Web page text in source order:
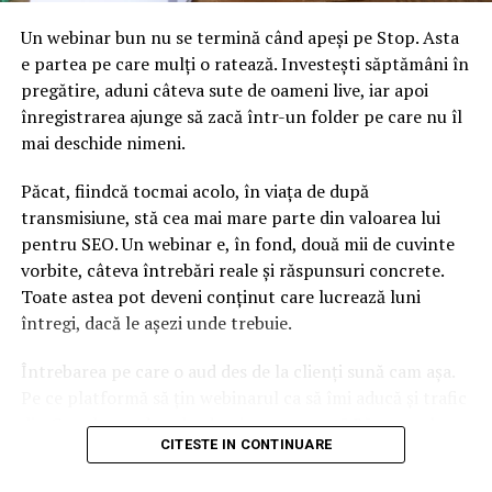
pachet de 15% din acţiuni.
Iniţial, în piaţă s-a discutat despre o înţelegere între cei
doi lichidatori, în sensul unei vânzări la comun a
titlurilor, însă acest lucru nu s-a materializat.
După cum ne spun cei de la CITR, societatea pe care o
reprezintă va merge singură în procesul de vânzare.
Nevoie mare de acţionari noi şi de capital. PAID s-a
Situaţia de la PAID este una foarte specială, având în
vedere că se află departe de a îşi fi îndeplinit obiectivul
Un webinar bun nu se termină când apeși pe Stop. Asta
e partea pe care mulți o ratează. Investești săptămâni în
pregătire, aduni câteva sute de oameni live, iar apoi
înregistrarea ajunge să zacă într-un folder pe care nu îl
mai deschide nimeni.
Păcat, fiindcă tocmai acolo, în viața de după
transmisiune, stă cea mai mare parte din valoarea lui
pentru SEO. Un webinar e, în fond, două mii de cuvinte
vorbite, câteva întrebări reale și răspunsuri concrete.
Toate astea pot deveni conținut care lucrează luni
întregi, dacă le așezi unde trebuie.
Întrebarea pe care o aud des de la clienți sună cam așa.
din Google, nu doar lead-uri pe moment? Răspunsul
scurt e că platforma contează, dar nu în felul în care
CITESTE IN CONTINUARE